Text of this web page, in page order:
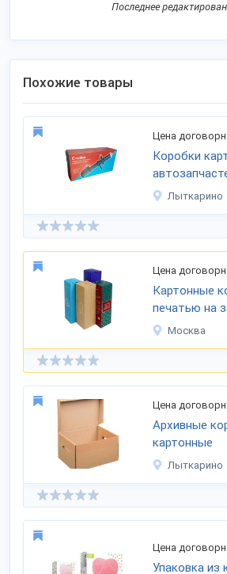
Последнее
Похожие товары
Цена
Коробки
Лыткарино
Цена
Картонные
печатью на
Москва
Цена
Архивные
картонные
Лыткарино
Цена
Упаковка из